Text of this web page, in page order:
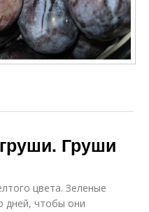
Груши
цвета. Зеленые
дней, чтобы они